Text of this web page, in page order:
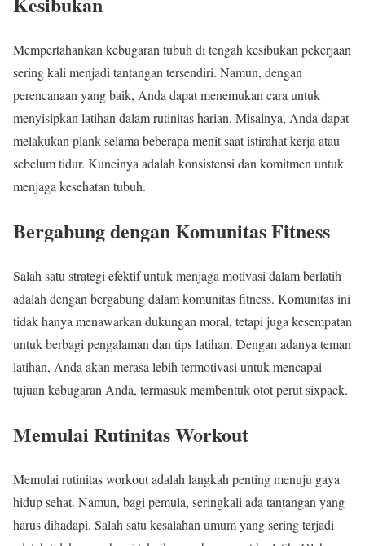
Mempertahankan kebugaran tubuh di tengah kesibukan pekerjaan
sering kali menjadi tantangan tersendiri. Namun, dengan
perencanaan yang baik, Anda dapat menemukan cara untuk
menyisipkan latihan dalam rutinitas harian. Misalnya, Anda dapat
melakukan plank selama beberapa menit saat istirahat kerja atau
sebelum tidur. Kuncinya adalah konsistensi dan komitmen untuk
menjaga kesehatan tubuh.
Bergabung dengan Komunitas Fitness
Salah satu strategi efektif untuk menjaga motivasi dalam berlatih
adalah dengan bergabung dalam komunitas fitness. Komunitas ini
tidak hanya menawarkan dukungan moral, tetapi juga kesempatan
untuk berbagi pengalaman dan tips latihan. Dengan adanya teman
latihan, Anda akan merasa lebih termotivasi untuk mencapai
tujuan kebugaran Anda, termasuk membentuk otot perut sixpack.
Memulai Rutinitas Workout
Memulai rutinitas workout adalah langkah penting menuju gaya
hidup sehat. Namun, bagi pemula, seringkali ada tantangan yang
harus dihadapi. Salah satu kesalahan umum yang sering terjadi